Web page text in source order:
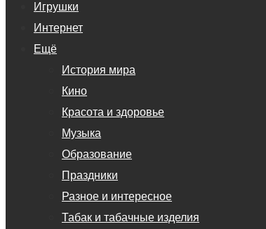
Игрушки
Интернет
Ещё
История мира
Кино
Красота и здоровье
Музыка
Образование
Праздники
Разное и интересное
Табак и табачные изделия